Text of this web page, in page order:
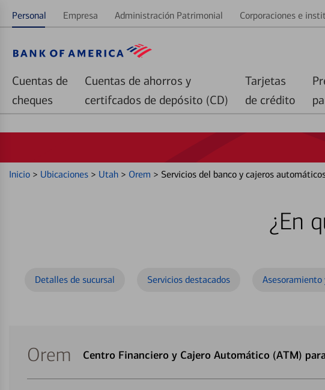
Personal Empresa Administración Patrimonial Corporaciones e
Cuentas de
cheques
Cuentas de ahorros y
certifcados de depósito (CD)
Tarjetas
de crédito
Inicio > Ubicaciones > Utah > Orem > Servicios del banco y cajeros
¿En
Detalles de sucursal Servicios destacados
Orem Centro Financiero y Cajero Automático (ATM)